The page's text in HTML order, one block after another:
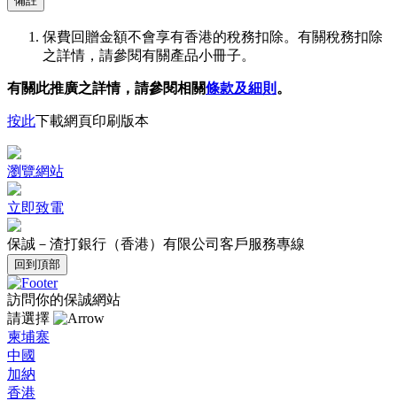
保費回贈金額不會享有香港的稅務扣除。有關稅務扣除
之詳情，請參閱有關產品小冊子。
有關此推廣之詳情，請參閱相關條款及細則 。
按此下載網頁印刷版本
瀏覽網站
立即致電
保誠－渣打銀行（香港）有限公司客戶服務專線
回到頂部
訪問你的保誠網站
請選擇
柬埔寨
中國
加納
香港